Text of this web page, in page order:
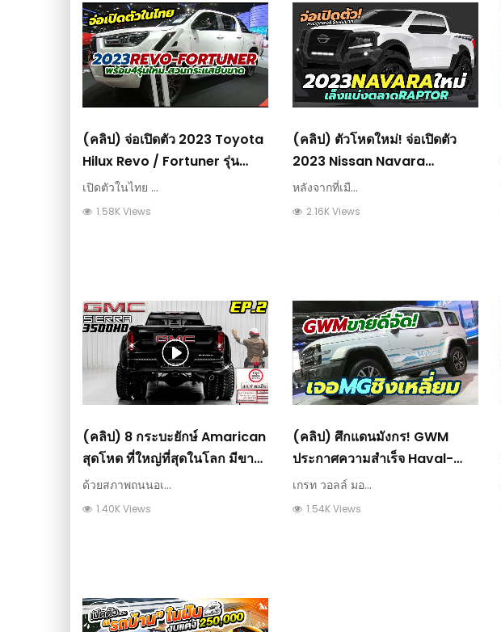
(คลิป) จ่อเปิดตัว 2023 Toyota
Hilux Revo / Fortuner รุ่น
พิเศษ พร้อม Yaris, Cross, Altis
และ Camry : วีดีโอ เกษตร
เปิดตัวในไทย ...
1.58K Views
(คลิป) ตัวโหดใหม่! จ่อเปิดตัว
2023 Nissan Navara
Warrior SL รุ่นย่อยใหม่ คาดถูก
ลง 4.8 แสน : วีดีโอ เกษตร
หลังจากที่เมื...
2.16K Views
(คลิป) 8 กระบะยักษ์ Amarican
สุดโหด ที่ใหญ่ที่สุดในโลก มีขาย
จริง EP.2 : วีดีโอ เกษตร
ด้วยสภาพถนนอเ...
1.40K Views
(คลิป) ศึกแดนมังกร! GWM
ประกาศความสำเร็จ Haval-
ORA แต่เปิดช่องให้ MG ชิง
เหลี่ยมรุกตลาด EV : วีดีโอ เกษตร
เกรท วอลล์ มอ...
1.54K Views